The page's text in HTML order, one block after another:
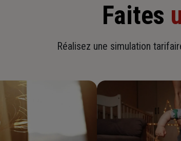
Faites
Réalisez une simulation